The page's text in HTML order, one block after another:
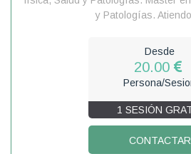
y Patologías.
Desde
20.00
Persona/
1 SESIÓN
CONTACTAR